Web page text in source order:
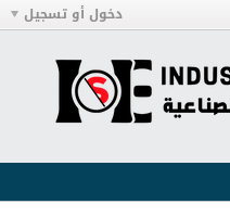
دخول أو تسجيل